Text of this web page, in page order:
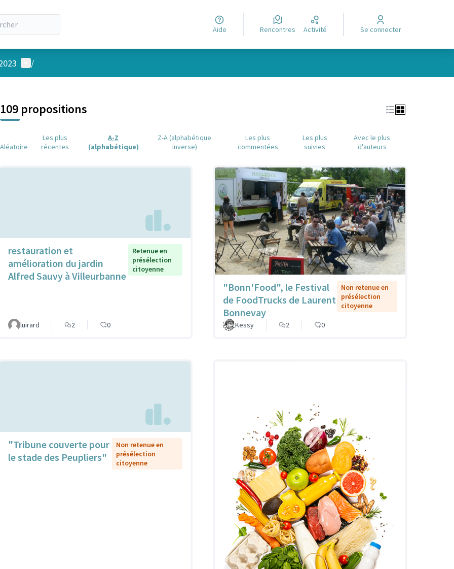
Aide Rencontres Activité Se connecter
Menu utilisateur
/
109 propositions
Aléatoire
Les plus
récentes
A-Z
(alphabétique)
Z-A (alphabétique
inverse)
Les plus
commentées
Les plus
suivies
Avec le plus
d'auteurs
restauration et
amélioration du jardin
Alfred Sauvy à Villeurbanne
Retenue en
présélection
citoyenne
luirard 2 0
"Bonn'Food", le Festival
de FoodTrucks de Laurent
Bonnevay
Non retenue en
présélection
citoyenne
Kessy 2 0
"Tribune couverte pour
le stade des Peupliers"
Non retenue en
présélection
citoyenne